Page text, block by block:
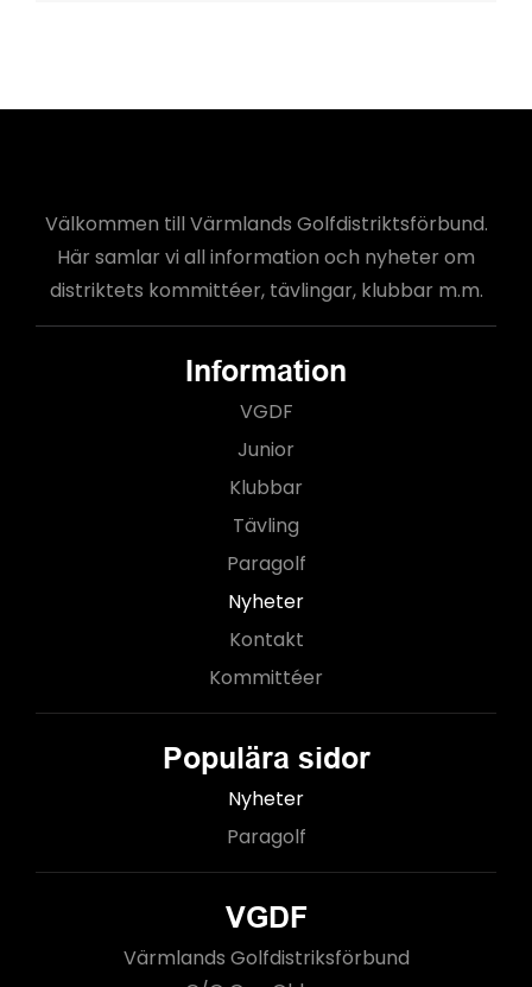
Välkommen till Värmlands Golfdistriktsförbund.
Här samlar vi all information och nyheter om
distriktets kommittéer, tävlingar, klubbar m.m.
Information
VGDF
Junior
Klubbar
Tävling
Paragolf
Nyheter
Kontakt
Kommittéer
Populära sidor
Nyheter
Paragolf
VGDF
Värmlands Golfdistriksförbund